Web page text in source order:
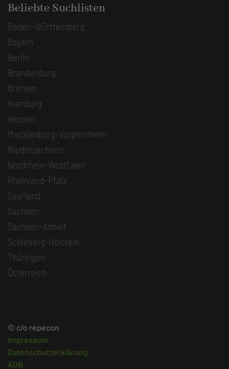
Beliebte Suchlisten
Baden-Württemberg
Bayern
Berlin
Brandenburg
Bremen
Hamburg
Hessen
Mecklenburg-Vorpommern
Niedersachsen
Nordrhein-Westfalen
Rheinland-Pfalz
Saarland
Sachsen
Sachsen-Anhalt
Schleswig-Holstein
Thüringen
Österreich
© c/o repecon
Impressum
Datenschutzerklärung
AGB